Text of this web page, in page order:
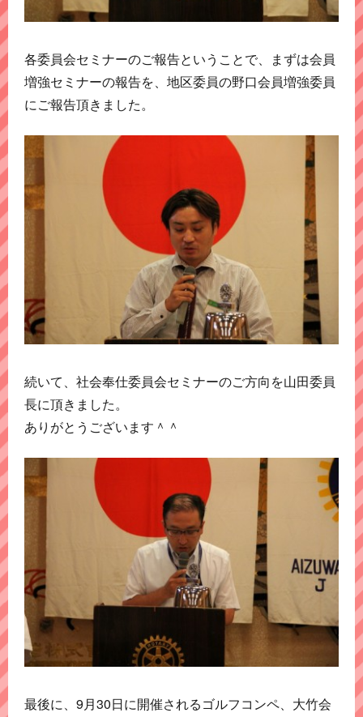
各委員会セミナーのご報告ということで、まずは会員
増強セミナーの報告を、地区委員の野口会員増強委員
にご報告頂きました。
続いて、社会奉仕委員会セミナーのご方向を山田委員
長に頂きました。
ありがとうございます＾＾
最後に、9月30日に開催されるゴルフコンペ、大竹会